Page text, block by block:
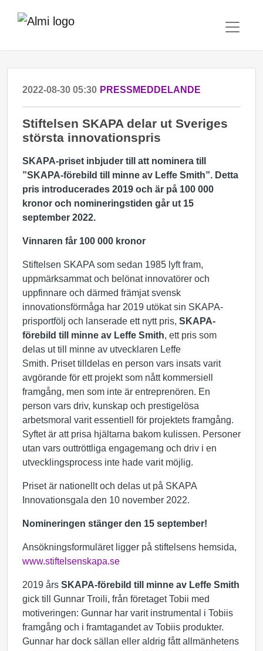
2022-08-30 05:30 PRESSMEDDELANDE
Stiftelsen SKAPA delar ut Sveriges
största innovationspris
SKAPA-priset inbjuder till att nominera till
”SKAPA-förebild till minne av Leffe Smith”. Detta
pris introducerades 2019 och är på 100 000
kronor och nomineringstiden går ut 15
september 2022.
Vinnaren får 100 000 kronor
Stiftelsen SKAPA som sedan 1985 lyft fram,
uppmärksammat och belönat innovatörer och
uppfinnare och därmed främjat svensk
innovationsförmåga har 2019 utökat sin SKAPA-
prisportfölj och lanserade ett nytt pris, SKAPA-
förebild till minne av Leffe Smith, ett pris som
delas ut till minne av utvecklaren Leffe
Smith. Priset tilldelas en person vars insats varit
avgörande för ett projekt som nått kommersiell
framgång, men som inte är entreprenören. En
person vars driv, kunskap och prestigelösa
arbetsmoral varit essentiell för projektets framgång.
Syftet är att prisa hjältarna bakom kulissen. Personer
utan vars outtröttliga engagemang och driv i en
utvecklingsprocess inte hade varit möjlig.
Priset är nationellt och delas ut på SKAPA
Innovationsgala den 10 november 2022.
Nomineringen stänger den 15 september!
Ansökningsformuläret ligger på stiftelsens hemsida,
www.stiftelsenskapa.se
2019 års SKAPA-förebild till minne av Leffe Smith
gick till Gunnar Troili, från företaget Tobii med
motiveringen: Gunnar har varit instrumental i Tobiis
framgång och i framtagandet av Tobiis produkter.
Gunnar har dock sällan eller aldrig fått allmänhetens